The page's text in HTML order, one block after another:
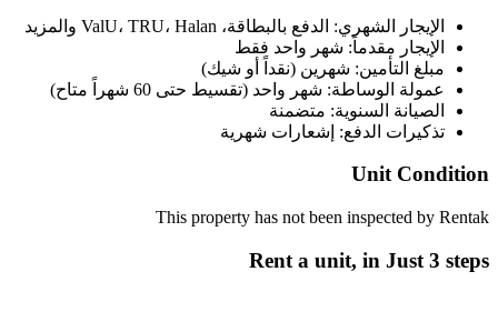
الإيجار الشهري: الدفع بالبطاقة، ValU، TRU، Halan والمزيد
الإيجار مقدماً: شهر واحد فقط
مبلغ التأمين: شهرين (نقداً أو شيك)
عمولة الوساطة: شهر واحد (تقسيط حتى 60 شهراً متاح)
الصيانة السنوية: متضمنة
تذكيرات الدفع: إشعارات شهرية
Unit Condition
This property has not been inspected by Rentak
Rent a unit, in Just 3 steps